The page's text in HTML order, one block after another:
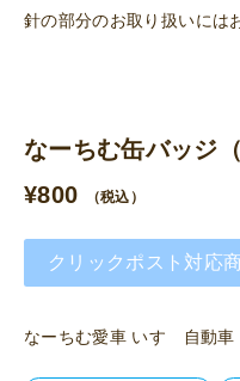
針の部分のお取り扱いには
なーちむ缶バッジ
¥800 （税込）
クリックポスト対応
なーちむ愛車 いすゞ自動車